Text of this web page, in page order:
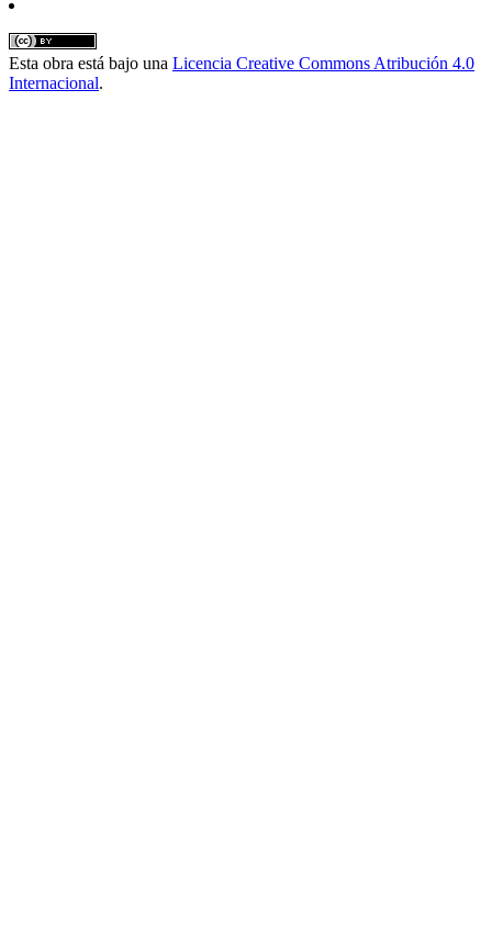
Esta obra está bajo una Licencia Creative Commons Atribución 4.0
Internacional.